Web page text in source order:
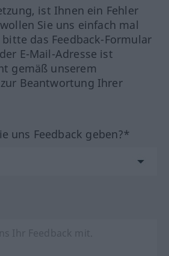
ist Ihnen ein Fehler
Sie uns einfach mal
das Feedback-Formular
E-Mail-Adresse ist
gemäß unserem
Beantwortung Ihrer
uns Feedback geben?*